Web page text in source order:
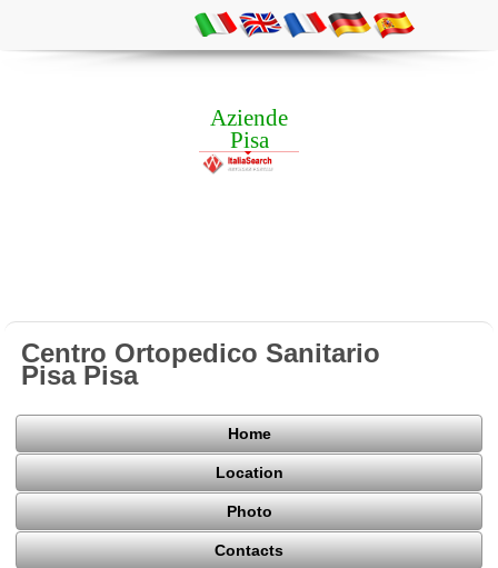
Aziende
Pisa
Centro Ortopedico Sanitario
Pisa Pisa
Home
Location
Photo
Contacts